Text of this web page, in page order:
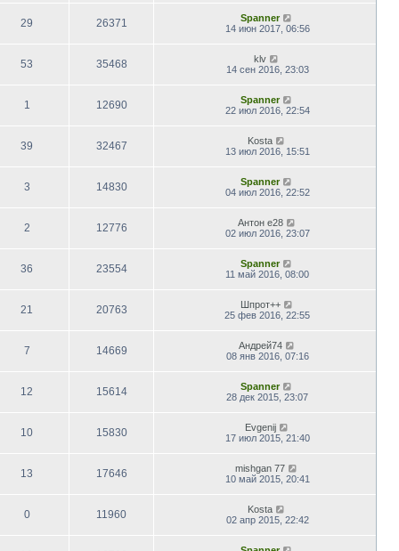
29 26371
Spanner
14 июн 2017, 06:56
53 35468
klv
14 сен 2016, 23:03
1 12690
Spanner
22 июл 2016, 22:54
39 32467
Kosta
13 июл 2016, 15:51
3 14830
Spanner
04 июл 2016, 22:52
2 12776
Антон е28
02 июл 2016, 23:07
36 23554
Spanner
11 май 2016, 08:00
21 20763
Шпрот++
25 фев 2016, 22:55
7 14669
Андрей74
08 янв 2016, 07:16
12 15614
Spanner
28 дек 2015, 23:07
10 15830
Evgenij
17 июл 2015, 21:40
13 17646
mishgan 77
10 май 2015, 20:41
0 11960
Kosta
02 апр 2015, 22:42